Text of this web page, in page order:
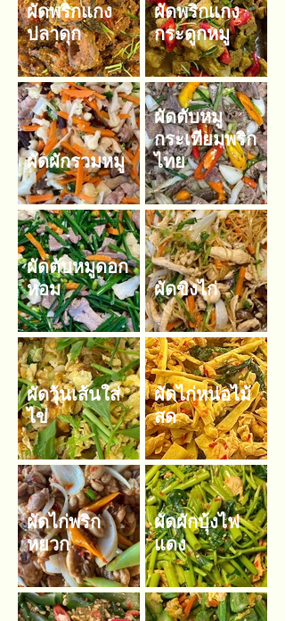
ผัดพริกแกง
ปลาดุก
ผัดพริกแกง
กระดูกหมู
ผัดผักรวมหมู
ผัดตับหมู
กระเทียมพริก
ไทย
ผัดตับหมูดอก
หอม
ผัดขิงไก่
ผัดวุ้นเส้นใส่
ไข่
ผัดไก่หน่อไม้
สด
ผัดไก่พริก
หยวก
ผัดผักบุ้งไฟ
แดง